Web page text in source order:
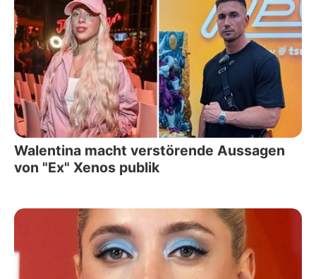
Walentina macht verstörende Aussagen
von "Ex" Xenos publik